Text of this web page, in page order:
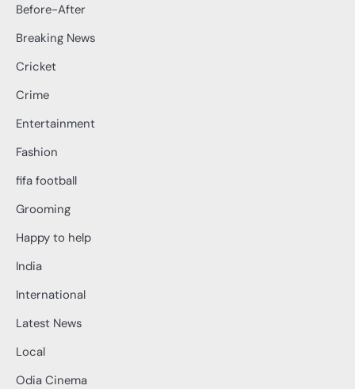
Before-After
Breaking News
Cricket
Crime
Entertainment
Fashion
fifa football
Grooming
Happy to help
India
International
Latest News
Local
Odia Cinema